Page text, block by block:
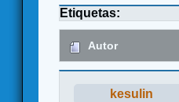
Etiquetas:
Autor
kesulin